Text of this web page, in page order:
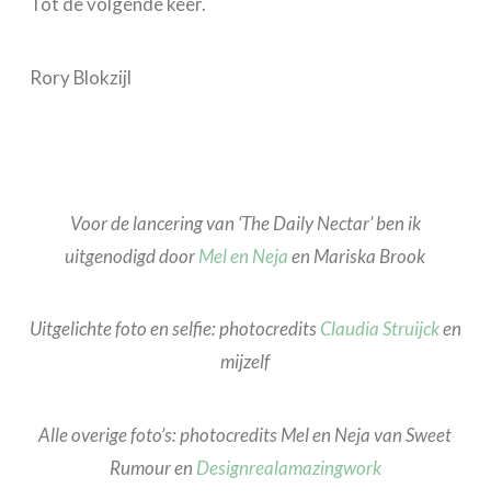
Rory Blokzijl
Voor de lancering van ‘The Daily Nectar’ ben ik
uitgenodigd doorMel en Nejaen Mariska Brook
Uitgelichte foto en selfie: photocreditsClaudia Struijcken
mijzelf
Alle overige foto’s: photocredits Mel en Neja van Sweet
Rumour en Designrealamazingwork